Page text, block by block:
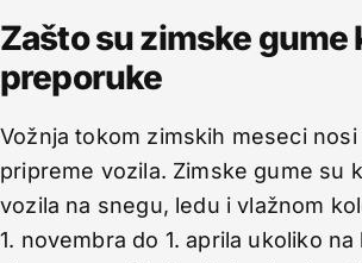
Zašto su zimske
preporuke
Vožnja tokom zimskih meseci
pripreme vozila. Zimske gume su
vozila na snegu, ledu i vlažnom
1. novembra do 1. aprila ukoliko